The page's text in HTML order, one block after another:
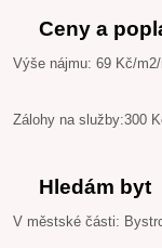
Ceny a
Výše nájmu: 69 Kč/
Zálohy na služby:300
Hledám byt
V městské části: